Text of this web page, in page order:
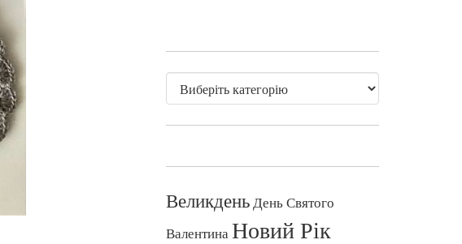
ВеликденьДень Святого
ВалентинаНовий Рік